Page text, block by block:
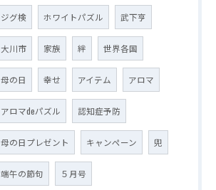
ジグ検 ホワイトパズル 武下亨
大川市 家族 絆 世界各国
母の日 幸せ アイテム アロマ
アロマdeパズル 認知症予防
母の日プレゼント キャンペーン 兜
端午の節句 ５月号